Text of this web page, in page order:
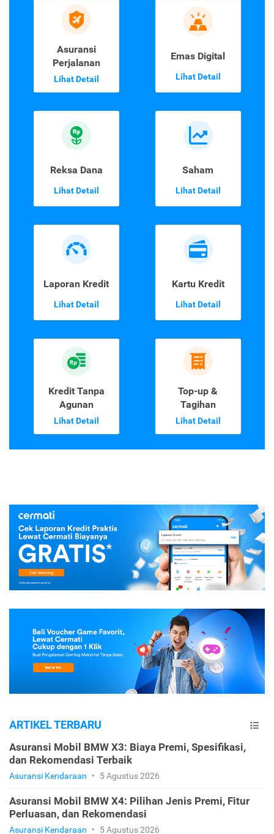
Asuransi
Perjalanan
Lihat Detail
Emas Digital
Lihat Detail
Reksa Dana
Lihat Detail
Saham
Lihat Detail
Laporan Kredit
Lihat Detail
Kartu Kredit
Lihat Detail
Kredit Tanpa
Agunan
Lihat Detail
Top-up &
Tagihan
Lihat Detail
ARTIKEL TERBARU
Asuransi Mobil BMW X3: Biaya Premi, Spesifikasi,
dan Rekomendasi Terbaik
Asuransi Kendaraan • 5 Agustus 2026
Asuransi Mobil BMW X4: Pilihan Jenis Premi, Fitur
Perluasan, dan Rekomendasi
Asuransi Kendaraan • 5 Agustus 2026